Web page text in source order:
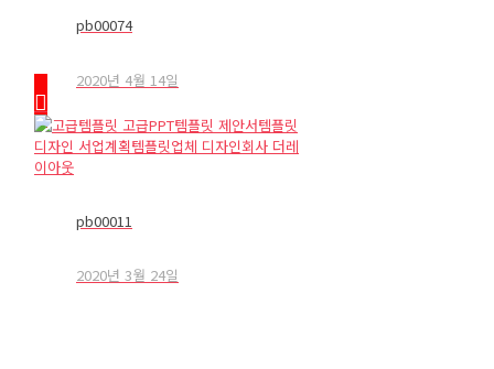
pb00074
2020년 4월 14일
pb00011
2020년 3월 24일